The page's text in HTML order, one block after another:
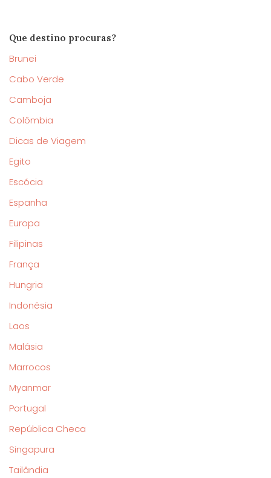
Que destino procuras?
Brunei
Cabo Verde
Camboja
Colômbia
Dicas de Viagem
Egito
Escócia
Espanha
Europa
Filipinas
França
Hungria
Indonésia
Laos
Malásia
Marrocos
Myanmar
Portugal
República Checa
Singapura
Tailândia